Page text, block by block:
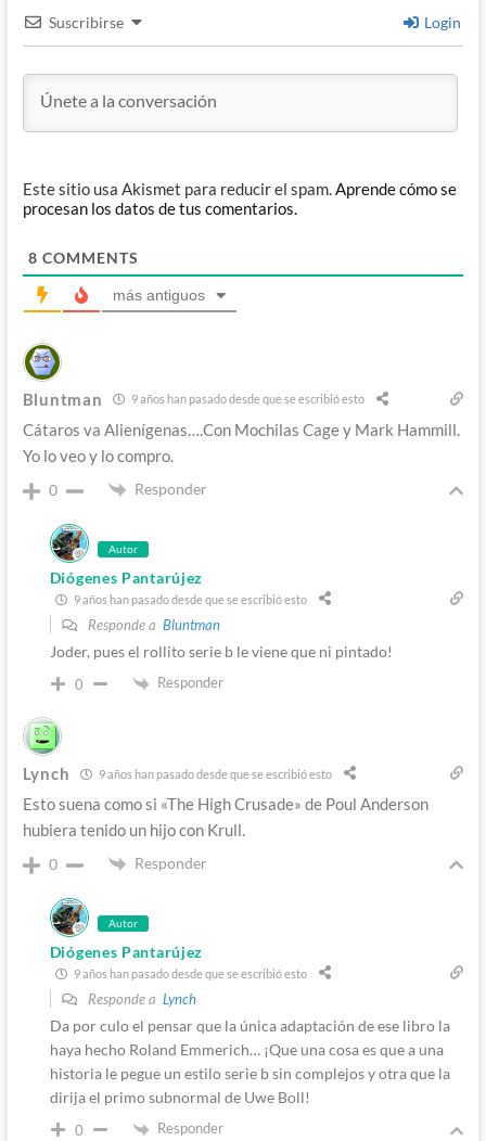
Suscribirse Login
Este sitio usa Akismet para reducir el spam.Aprende cómo se
procesan los datos de tus comentarios.
8 COMMENTS
más antiguos
Bluntman 9 años han pasado desde que se escribió esto
Cátaros va Alienígenas….Con Mochilas Cage y Mark Hammill.
Yo lo veo y lo compro.
0 Responder
Autor
Diógenes Pantarújez
9 años han pasado desde que se escribió esto
Responde a Bluntman
Joder, pues el rollito serie b le viene que ni pintado!
0 Responder
Lynch 9 años han pasado desde que se escribió esto
Esto suena como si «The High Crusade» de Poul Anderson
hubiera tenido un hijo con Krull.
0 Responder
Autor
Diógenes Pantarújez
9 años han pasado desde que se escribió esto
Responde a Lynch
Da por culo el pensar que la única adaptación de ese libro la
haya hecho Roland Emmerich… ¡Que una cosa es que a una
historia le pegue un estilo serie b sin complejos y otra que la
dirija el primo subnormal de Uwe Boll!
0 Responder